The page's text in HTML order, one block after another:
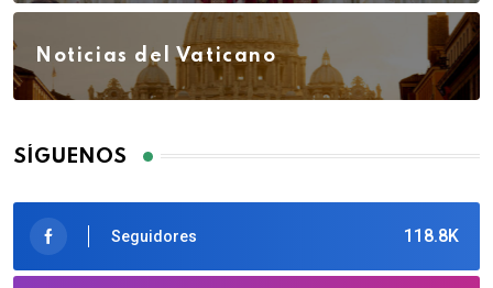
Noticias del Vaticano
SÍGUENOS
118.8K
Seguidores